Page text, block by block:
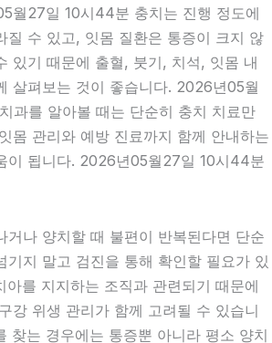
월27일 10시44분 충치는 진행 정도에
질 수 있고, 잇몸 질환은 통증이 크지 않
있기 때문에 출혈, 붓기, 치석, 잇몸 내
살펴보는 것이 좋습니다. 2026년05월
과를 알아볼 때는 단순히 충치 치료만
몸 관리와 예방 진료까지 함께 안내하는
이 됩니다. 2026년05월27일 10시44분
거나 양치할 때 불편이 반복된다면 단순
기지 말고 검진을 통해 확인할 필요가 있
아를 지지하는 조직과 관련되기 때문에
강 위생 관리가 함께 고려될 수 있습니
찾는 경우에는 통증뿐 아니라 평소 양치